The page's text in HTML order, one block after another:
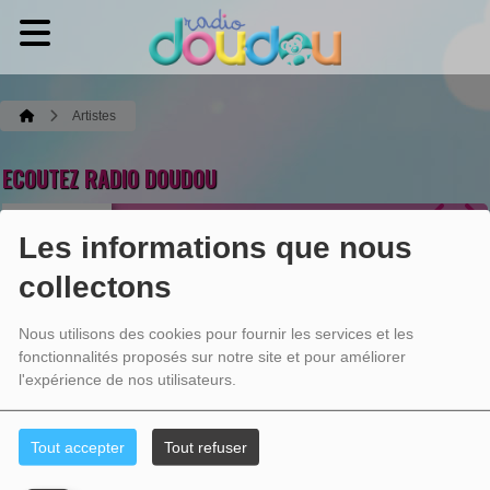
Les informations que nous
collectons
Nous utilisons des cookies pour fournir les services et les
fonctionnalités proposés sur notre site et pour améliorer
l'expérience de nos utilisateurs.
Tout accepter Tout refuser
Artistes
ECOUTEZ RADIO DOUDOU
Abed Azrié
Ecoutez maintenant
ARTISTES
Aucun résultat n’a été trouvé.